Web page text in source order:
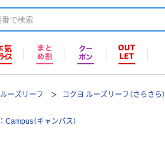
ルーズリーフ コクヨ ルーズリーフ（さらさら）
Campus（キャンパス）